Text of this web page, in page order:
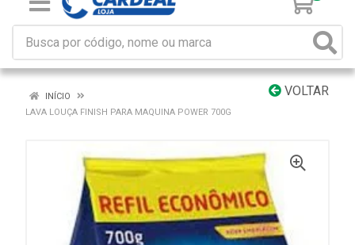
VOLTAR
INÍCIO
LAVA LOUÇA FINISH PARA MAQUINA POWER 700G